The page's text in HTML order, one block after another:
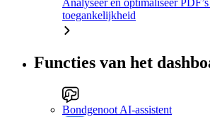
Analyseer en optimaliseer
toegankelijkheid
Functies van het
Bondgenoot AI-assistent